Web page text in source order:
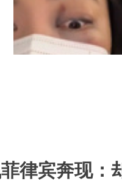
律宾奔现：